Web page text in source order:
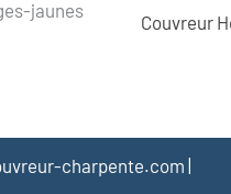
Couvreur
charpente.com |